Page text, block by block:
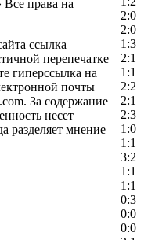
2:0
2:0
1:3
2:1
1:1
2:2
2:1
2:3
1:0
1:1
3:2
1:1
1:1
0:3
0:0
0:0
права на
ссылка
перепечатке
гиперссылка на
почты
За содержание
несет
разделяет мнение